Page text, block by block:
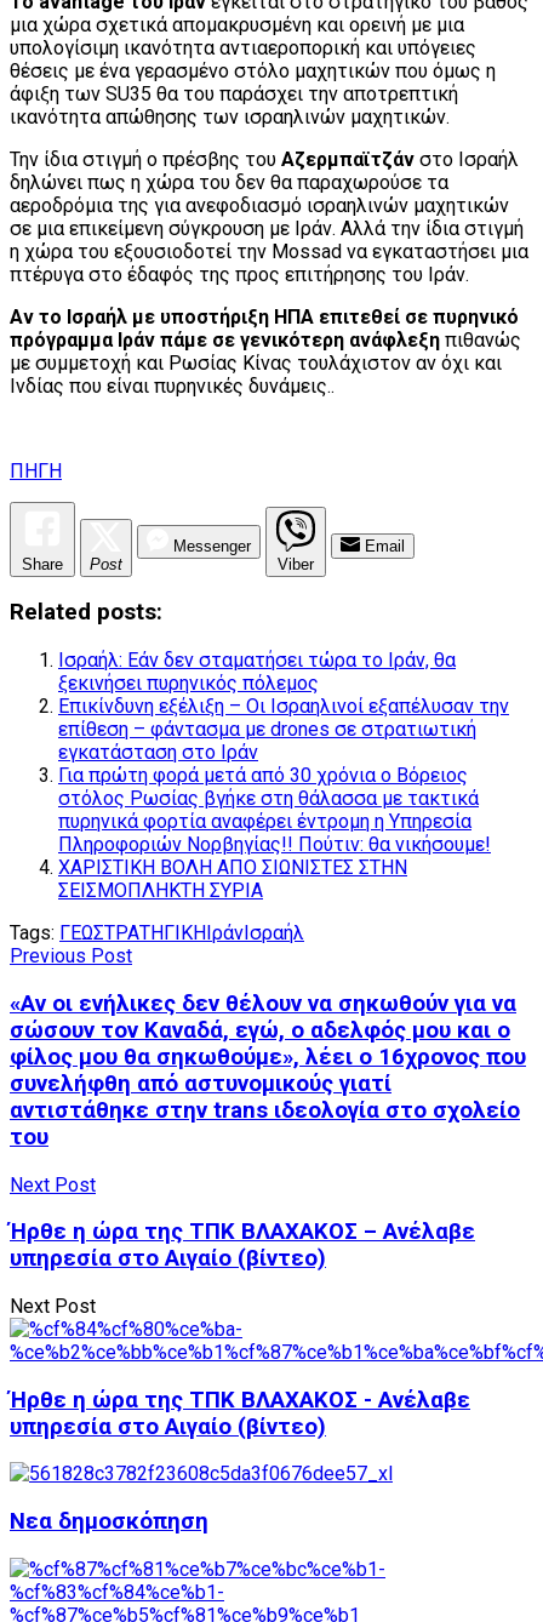
μια χώρα σχετικά απομακρυσμένη και ορεινή με μια
υπολογίσιμη ικανότητα αντιαεροπορική και υπόγειες
θέσεις με ένα γερασμένο στόλο μαχητικών που όμως η
άφιξη των SU35 θα του παράσχει την αποτρεπτική
ικανότητα απώθησης των ισραηλινών μαχητικών.
Την ίδια στιγμή ο πρέσβης του Αζερμπαϊτζάν στο Ισραήλ
δηλώνει πως η χώρα του δεν θα παραχωρούσε τα
αεροδρόμια της για ανεφοδιασμό ισραηλινών μαχητικών
σε μια επικείμενη σύγκρουση με Ιράν. Aλλά την ίδια στιγμή
η χώρα του εξουσιοδοτεί την Mossad να εγκαταστήσει μια
πτέρυγα στο έδαφός της προς επιτήρησης του Ιράν.
Αν το Ισραήλ με υποστήριξη ΗΠΑ επιτεθεί σε πυρηνικό
πρόγραμμα Ιράν πάμε σε γενικότερη ανάφλεξη πιθανώς
με συμμετοχή και Ρωσίας Κίνας τουλάχιστον αν όχι και
Ινδίας που είναι πυρηνικές δυνάμεις..
ΠΗΓΗ
Share Post
Messenger
Viber
Email
Related posts:
Ισραήλ: Εάν δεν σταματήσει τώρα το Ιράν, θα
ξεκινήσει πυρηνικός πόλεμος
Επικίνδυνη εξέλιξη – Οι Ισραηλινοί εξαπέλυσαν την
επίθεση – φάντασμα με drones σε στρατιωτική
εγκατάσταση στο Ιράν
Για πρώτη φορά μετά από 30 χρόνια ο Βόρειος
στόλος Ρωσίας βγήκε στη θάλασσα με τακτικά
πυρηνικά φορτία αναφέρει έντρομη η Υπηρεσία
Πληροφοριών Νορβηγίας!! Πούτιν: θα νικήσουμε!
ΧΑΡΙΣΤΙΚΗ ΒΟΛΗ ΑΠΟ ΣΙΩΝΙΣΤΕΣ ΣΤΗΝ
ΣΕΙΣΜΟΠΛΗΚΤΗ ΣΥΡΙΑ
Tags: ΓΕΩΣΤΡΑΤΗΓΙΚΗΙράνΙσραήλ
Previous Post
«Αν οι ενήλικες δεν θέλουν να σηκωθούν για να
σώσουν τον Καναδά, εγώ, ο αδελφός μου και ο
φίλος μου θα σηκωθούμε», λέει ο 16χρονος που
συνελήφθη από αστυνομικούς γιατί
αντιστάθηκε στην trans ιδεολογία στο σχολείο
του
Next Post
Ήρθε η ώρα της ΤΠΚ ΒΛΑΧΑΚΟΣ – Ανέλαβε
υπηρεσία στο Αιγαίο (βίντεο)
Next Post
Ήρθε η ώρα της ΤΠΚ ΒΛΑΧΑΚΟΣ - Ανέλαβε
υπηρεσία στο Αιγαίο (βίντεο)
Νεα δημοσκόπηση